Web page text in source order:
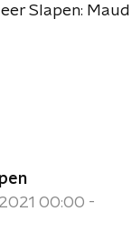
Slapen:
00:00 -